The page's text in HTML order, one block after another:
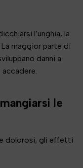
l’unghia, la
maggior parte di
danni a
le
dolorosi, gli effetti